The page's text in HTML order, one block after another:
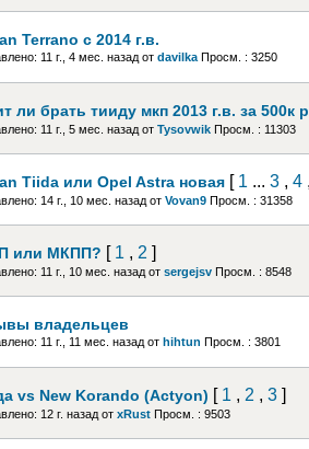
Terrano с 2014 г.в.
11 г., 4 мес. назад от davilka Просм. : 3250
ли брать тииду мкп 2013 г.в. за 500к
11 г., 5 мес. назад от Tysovwik Просм. : 11303
Tiida или Opel Astra новая [ 1 ... 3 , 4
14 г., 10 мес. назад от Vovan9 Просм. : 31358
или МКПП? [ 1 , 2 ]
11 г., 10 мес. назад от sergejsv Просм. : 8548
владельцев
11 г., 11 мес. назад от hihtun Просм. : 3801
vs New Korando (Actyon) [ 1 , 2 , 3 ]
12 г. назад от xRust Просм. : 9503